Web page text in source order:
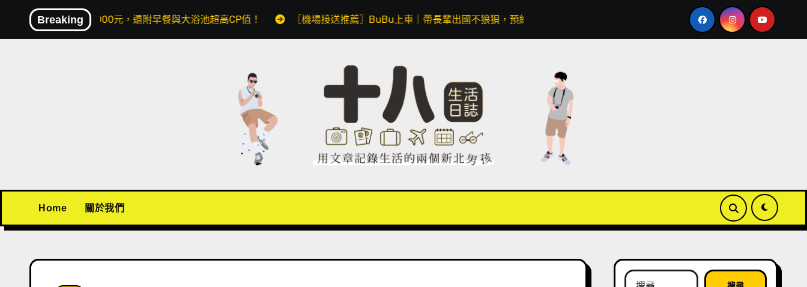
content
Breaking
元，還附早餐與大浴池超高CP值！ 〖機場接送推薦〗BuBu上車｜帶長輩出國不狼狽，預約透明價格無隱藏費用，同場加映 Apple Wallet ICOCA 教學 【3C開箱】白沙屯媽祖
Home 關於我們
搜